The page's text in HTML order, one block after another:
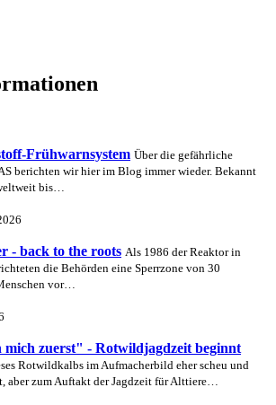
Frühwarnsystem Über die gefährliche
berichten wir hier im Blog immer wieder. Bekannt
bis…
- back to the roots Als 1986 der Reaktor in
die Behörden eine Sperrzone von 30
vor…
mich zuerst" - Rotwildjagdzeit beginnt
Rotwildkalbs im Aufmacherbild eher scheu und
aber zum Auftakt der Jagdzeit für Alttiere…